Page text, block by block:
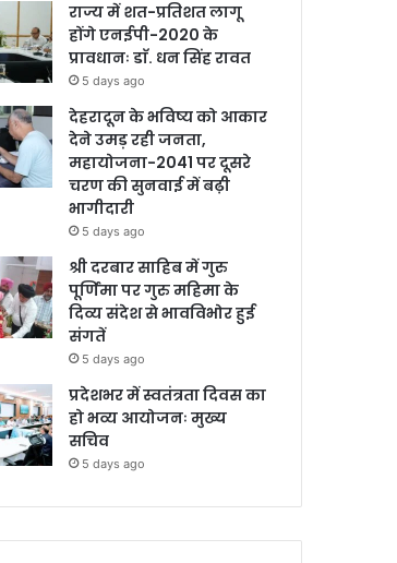
राज्य में शत-प्रतिशत लागू
होंगे एनईपी-2020 के
प्रावधानः डाॅ. धन सिंह रावत
5 days ago
देहरादून के भविष्य को आकार
देने उमड़ रही जनता,
महायोजना-2041 पर दूसरे
चरण की सुनवाई में बढ़ी
भागीदारी
5 days ago
श्री दरबार साहिब में गुरु
पूर्णिमा पर गुरु महिमा के
दिव्य संदेश से भावविभोर हुई
संगतें
5 days ago
प्रदेशभर में स्वतंत्रता दिवस का
हो भव्य आयोजनः मुख्य
सचिव
5 days ago